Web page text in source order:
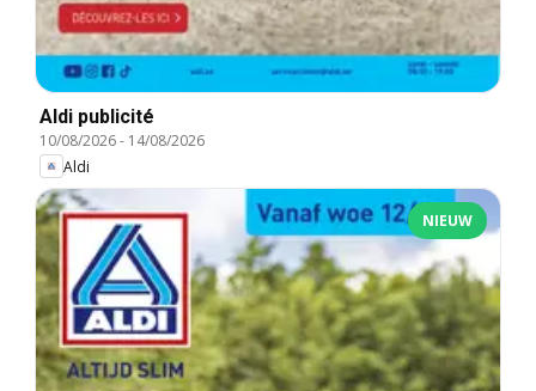
Aldi publicité
10/08/2026- 14/08/2026
Aldi
NIEUW